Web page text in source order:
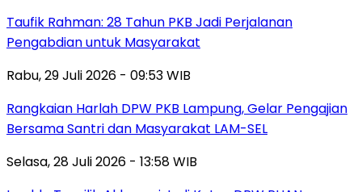
Taufik Rahman: 28 Tahun PKB Jadi Perjalanan
Pengabdian untuk Masyarakat
Rabu, 29 Juli 2026 - 09:53 WIB
Rangkaian Harlah DPW PKB Lampung, Gelar Pengajian
Bersama Santri dan Masyarakat LAM-SEL
Selasa, 28 Juli 2026 - 13:58 WIB